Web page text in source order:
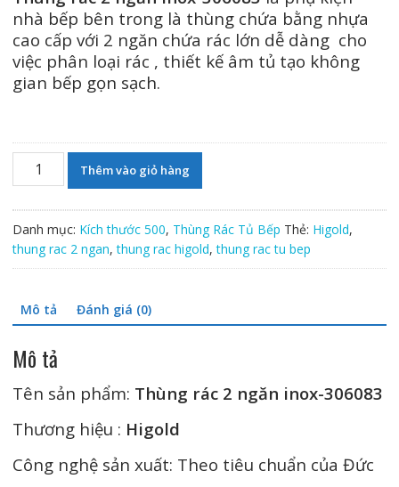
2,800,000 ₫.là:
2,520,000 ₫.
nhà bếp bên trong là thùng chứa bằng nhựa
cao cấp với 2 ngăn chứa rác lớn dễ dàng cho
việc phân loại rác , thiết kế âm tủ tạo không
gian bếp gọn sạch.
Thùng
inox-
306083
Thêm vào giỏ hàng
Danh mục: Kích thước 500, Thùng Rác Tủ Bếp Thẻ: Higold,
thung rac 2 ngan,thung rac higold,thung rac tu bep
Mô tả Đánh giá (0)
Mô tả
Tên sản phẩm: Thùng rác 2 ngăn inox-306083
Thương hiệu : Higold
Công nghệ sản xuất: Theo tiêu chuẩn của Đức